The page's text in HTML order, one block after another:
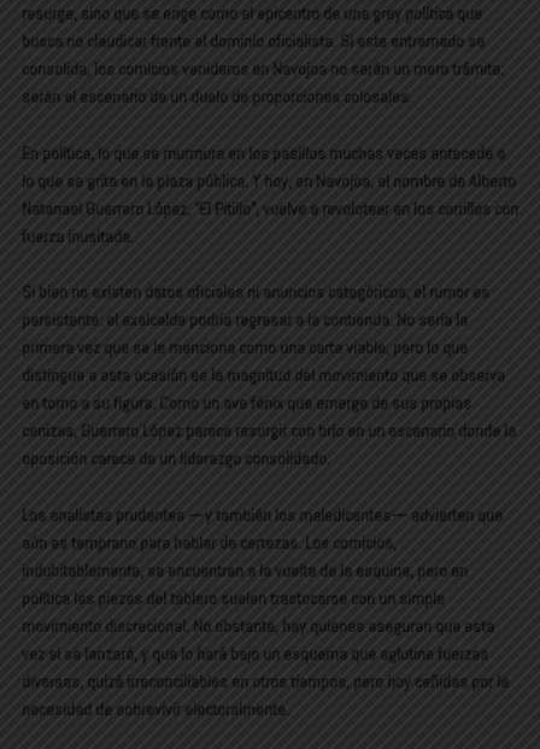
resurge, sino que se erige como el epicentro de una grey política que
busca no claudicar frente al dominio oficialista. Si este entramado se
consolida, los comicios venideros en Navojoa no serán un mero trámite:
serán el escenario de un duelo de proporciones colosales.
En política, lo que se murmura en los pasillos muchas veces antecede a
lo que se grita en la plaza pública. Y hoy, en Navojoa, el nombre de Alberto
Natanael Guerrero López, “El Pitillo”, vuelve a revolotear en los corrillos con
fuerza inusitada.
Si bien no existen datos oficiales ni anuncios categóricos, el rumor es
persistente: el exalcalde podría regresar a la contienda. No sería la
primera vez que se le menciona como una carta viable, pero lo que
distingue a esta ocasión es la magnitud del movimiento que se observa
en torno a su figura. Como un ave fénix que emerge de sus propias
cenizas, Guerrero López parece resurgir con brío en un escenario donde la
oposición carece de un liderazgo consolidado.
Los analistas prudentes —y también los maledicentes— advierten que
aún es temprano para hablar de certezas. Los comicios,
indubitablemente, se encuentran a la vuelta de la esquina, pero en
política las piezas del tablero suelen trastocarse con un simple
movimiento discrecional. No obstante, hay quienes aseguran que esta
vez sí se lanzará, y que lo hará bajo un esquema que aglutine fuerzas
diversas, quizá irreconciliables en otros tiempos, pero hoy ceñidas por la
necesidad de sobrevivir electoralmente.